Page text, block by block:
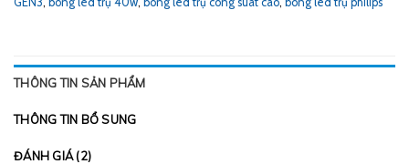
THÔNG TIN SẢN PHẨM
THÔNG TIN BỔ SUNG
ĐÁNH GIÁ (2)